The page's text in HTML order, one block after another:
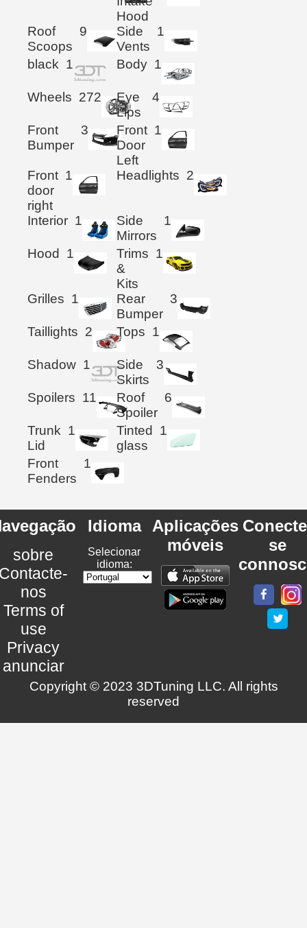
Hood
Roof
Scoops
9
Side
Vents
1
black 1 Body 1
Wheels 272
Eye
Lips
4
Front
Bumper
3
Front
Door
Left
1
Front
door
right
1 Headlights 2
Interior 1
Side
Mirrors
1
Hood 1
Trims
&
Kits
1
Grilles 1
Rear
Bumper
3
Taillights 2 Tops 1
Shadow 1
Side
Skirts
3
Spoilers 11
Roof
Spoiler
6
Trunk
Lid
1
Tinted
glass
1
Front
Fenders
1
sobre
nos
Terms of
use
Privacy
anunciar
Idioma
Selecionar
idioma:
Aplicações
móveis
se
Copyright © 2023 3DTuning LLC. All rights
reserved